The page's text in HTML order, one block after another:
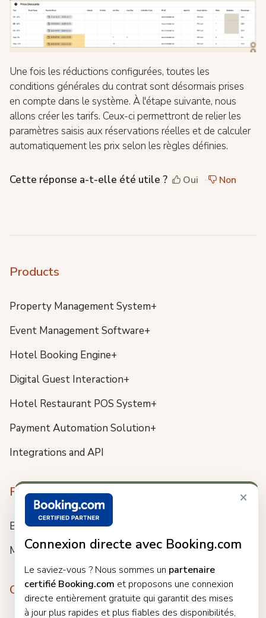
×
Connexion directe avec Booking.com
Le saviez-vous ? Nous sommes un partenaire
certifié Booking.com et proposons une connexion
directe entièrement gratuite qui garantit des mises
à jour plus rapides et plus fiables des disponibilités,
Une fois les réductions configurées, toutes les
conditions générales du contrat sont désormais prises
en compte dans le système. À l'étape suivante, nous
allons créer les tarifs. Ceux-ci permettront de relier les
paramètres saisis aux réservations réelles et de calculer
automatiquement les prix selon les règles définies.
Cette réponse a-t-elle été utile ? Oui Non
Products
Property Management System+
Event Management Software+
Hotel Booking Engine+
Digital Guest Interaction+
Hotel Restaurant POS System+
Payment Automation Solution+
Integrations and API
Resources
Blog
Meet us
Company